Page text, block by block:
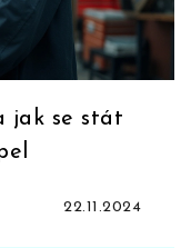
jak se stát
22.11.2024